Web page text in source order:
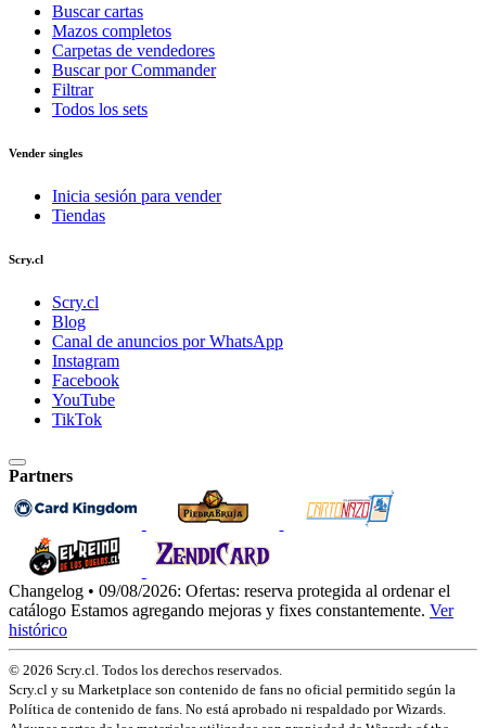
Buscar cartas
Mazos completos
Carpetas de vendedores
Buscar por Commander
Filtrar
Todos los sets
Vender singles
Inicia sesión para vender
Tiendas
Scry.cl
Scry.cl
Blog
Canal de anuncios por WhatsApp
Instagram
Facebook
YouTube
TikTok
Partners
Changelog • 09/08/2026: Ofertas: reserva protegida al ordenar el
catálogo Estamos agregando mejoras y fixes constantemente. Ver
histórico
© 2026 Scry.cl. Todos los derechos reservados.
Scry.cl y su Marketplace son contenido de fans no oficial permitido según la
Política de contenido de fans. No está aprobado ni respaldado por Wizards.